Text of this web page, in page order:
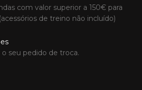
com valor superior a 150€ para
de treino não incluído)
o seu pedido de troca.